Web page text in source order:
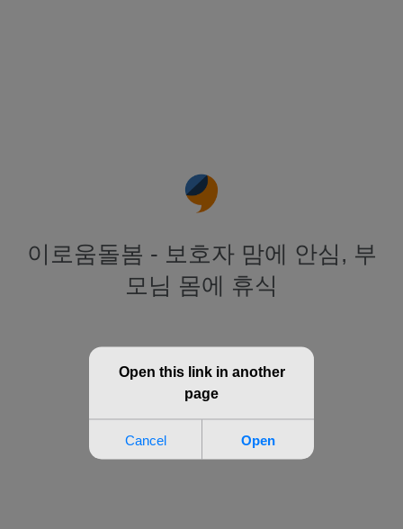
이로움돌봄 - 보호자 맘에 안심, 부
모님 몸에 휴식